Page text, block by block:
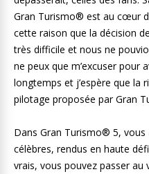
Gran Turismo® est au cœur
cette raison que la décision
très difficile et nous ne
ne peux que m’excuser pour
longtemps et j’espère que la
pilotage proposée par Gran
Dans Gran Turismo® 5, vous
célèbres, rendus en haute
vrais, vous pouvez passer